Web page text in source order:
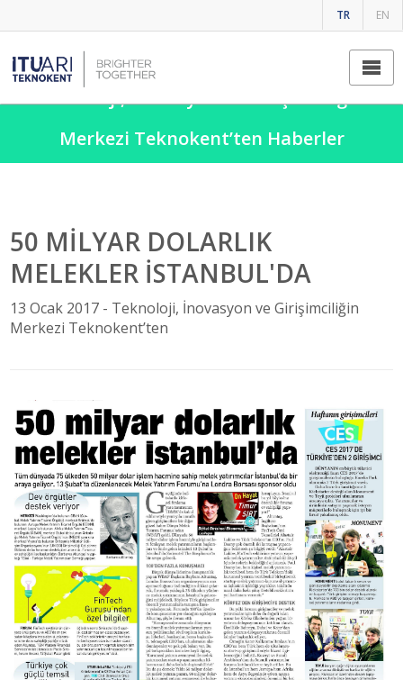
TR EN
Teknoloji, İnovasyon ve Girişimciliğin
Merkezi Teknokent’ten Haberler
50 MİLYAR DOLARLIK
MELEKLER İSTANBUL'DA
13 Ocak 2017 - Teknoloji, İnovasyon ve Girişimciliğin
Merkezi Teknokent’ten